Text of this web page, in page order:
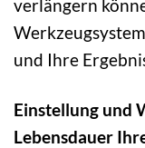
verlängern
und Ihre
Einstellung und
Lebensdauer